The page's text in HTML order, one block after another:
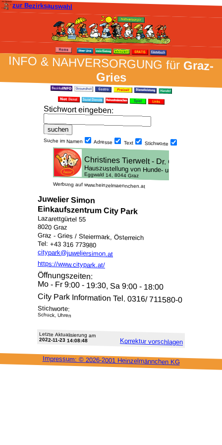
zur Bezirksauswahl
INFO & NAH­VER­SORG­UNG fürGraz-
Gries
Stich­wort ein­geben:
Suche im Namen Adresse Text Stich­worte
Werbung auf www.heinzelmaennchen.at
Juwelier Simon
Einkaufszentrum City Park
Lazarettgürtel 55
8020 Graz
Graz - Gries / Steiermark, Österreich
Tel: +43 316 773980
citypark@juweliersimon.at
https://www.citypark.at/
Öffnungszeiten:
Mo - Fr 9:00 - 19:30, Sa 9:00 - 18:00
City Park Information Tel. 0316/ 711580-0
Stichworte:
Schuck, Uhren
Letzte Aktu­alisie­rung am
2022-11-23 14:08:48 Korrektur vor­schlagen
Impressum: © 2026-2001 Heinzel­männchen KG